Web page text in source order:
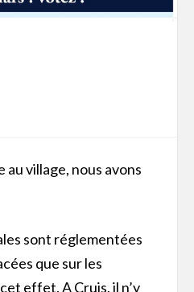
village, nous avons
sont réglementées
que sur les
effet. A Cruis, il n’y